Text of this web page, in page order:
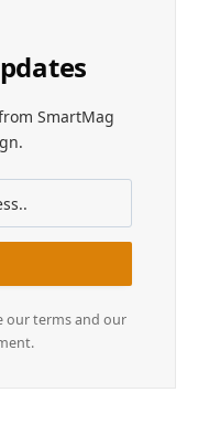
SmartMag
our terms and our